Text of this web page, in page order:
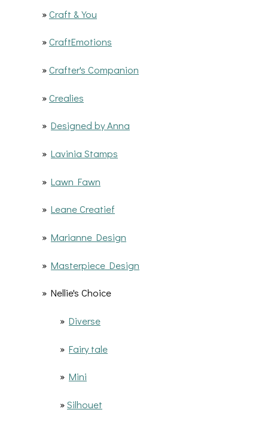
»Craft & You
»CraftEmotions
»Crafter's Companion
»Crealies
» Designed by Anna
» Lavinia Stamps
» Lawn Fawn
» Leane Creatief
» Marianne Design
» Masterpiece Design
» Nellie's Choice
» Diverse
» Fairy tale
» Mini
»Silhouet